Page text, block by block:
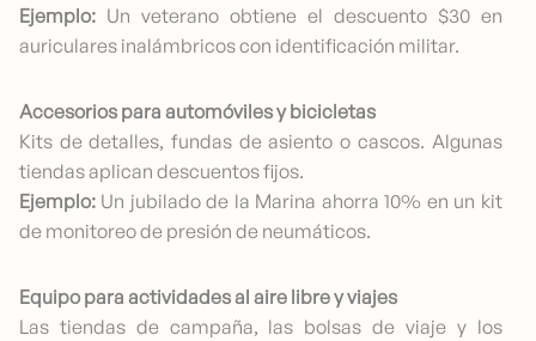
Ejemplo: Un veterano obtiene el descuento $30 en
auriculares inalámbricos con identificación militar.
Accesorios para automóviles y bicicletas
Kits de detalles, fundas de asiento o cascos. Algunas
tiendas aplican descuentos fijos.
Ejemplo: Un jubilado de la Marina ahorra 10% en un kit
de monitoreo de presión de neumáticos.
Equipo para actividades al aire libre y viajes
Las tiendas de campaña, las bolsas de viaje y los